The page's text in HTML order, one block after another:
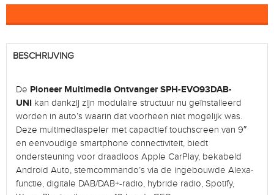
BESCHRIJVING
De Pioneer Multimedia Ontvanger SPH-EVO93DAB-
UNI kan dankzij zijn modulaire structuur nu geïnstalleerd
worden in auto’s waarin dat voorheen niet mogelijk was.
Deze multimediaspeler met capacitief touchscreen van 9″
en eenvoudige smartphone connectiviteit, biedt
ondersteuning voor draadloos Apple CarPlay, bekabeld
Android Auto, stemcommando’s via de ingebouwde Alexa-
functie, digitale DAB/DAB+-radio, hybride radio, Spotify,